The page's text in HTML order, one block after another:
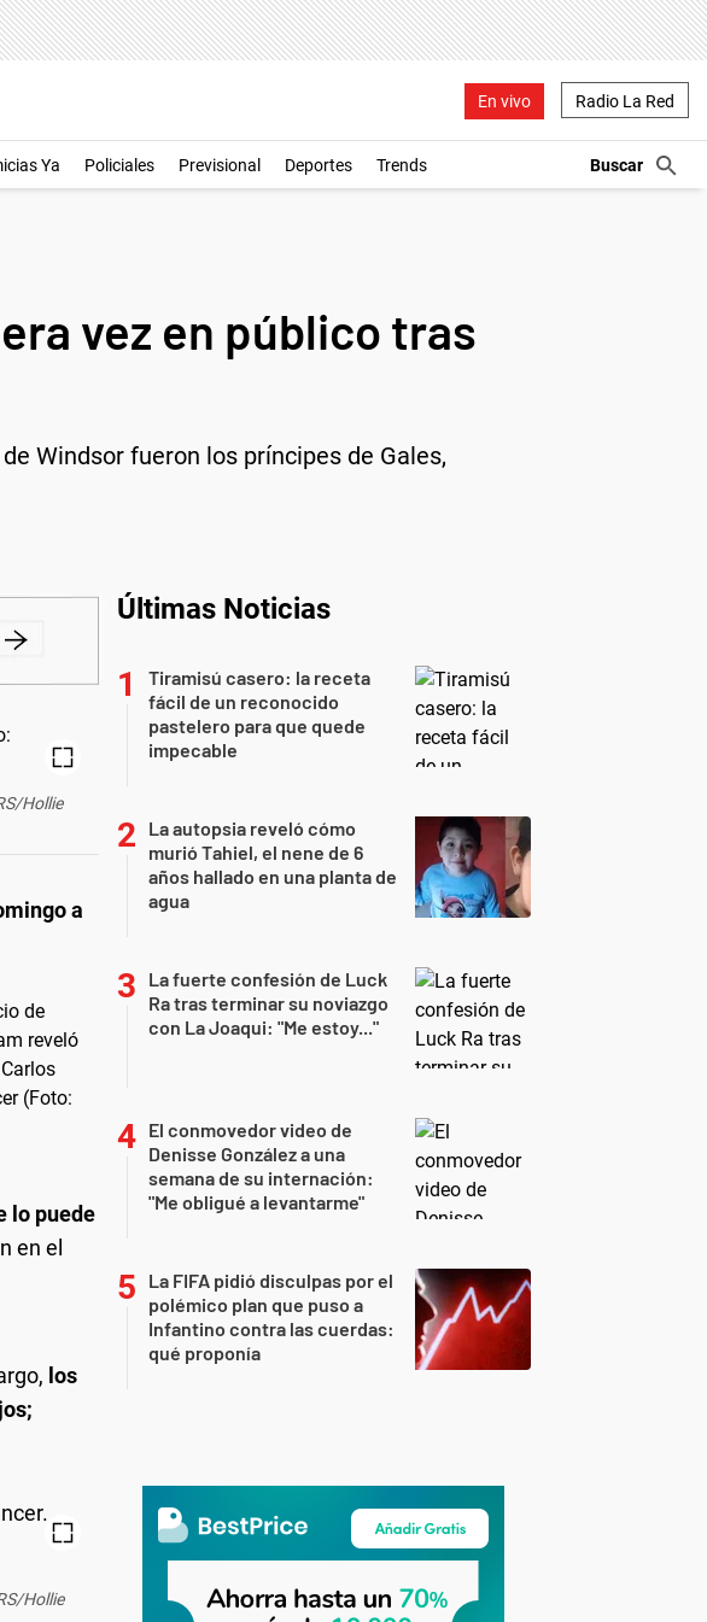
En vivo Radio La Red
Ya Policiales Previsional Deportes Trends
vez en público tras
Windsor fueron los príncipes de Gales,
Hollie
a
lo puede
en el
los
Hollie
Últimas Noticias
Tiramisú casero: la receta
fácil de un reconocido
pastelero para que quede
impecable
La autopsia reveló cómo
murió Tahiel, el nene de 6
años hallado en una planta de
agua
La fuerte confesión de Luck
Ra tras terminar su noviazgo
con La Joaqui: "Me estoy..."
El conmovedor video de
Denisse González a una
semana de su internación:
"Me obligué a levantarme"
La FIFA pidió disculpas por el
polémico plan que puso a
Infantino contra las cuerdas:
qué proponía